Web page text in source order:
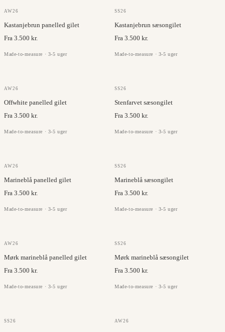
OLMETEX
AW26
Kastanjebrun panelled gilet
Fra 3.500 kr.
Made-to-measure · 3-5 uger
SS26
Kastanjebrun sæsongilet
Fra 3.500 kr.
Made-to-measure · 3-5 uger
OLMETEX
AW26
Offwhite panelled gilet
Fra 3.500 kr.
Made-to-measure · 3-5 uger
SS26
Stenfarvet sæsongilet
Fra 3.500 kr.
Made-to-measure · 3-5 uger
OLMETEX
AW26
Marineblå panelled gilet
Fra 3.500 kr.
Made-to-measure · 3-5 uger
SS26
Marineblå sæsongilet
Fra 3.500 kr.
Made-to-measure · 3-5 uger
OLMETEX
AW26
Mørk marineblå panelled gilet
Fra 3.500 kr.
Made-to-measure · 3-5 uger
SS26
Mørk marineblå sæsongilet
Fra 3.500 kr.
Made-to-measure · 3-5 uger
SS26 OLMETEX
AW26